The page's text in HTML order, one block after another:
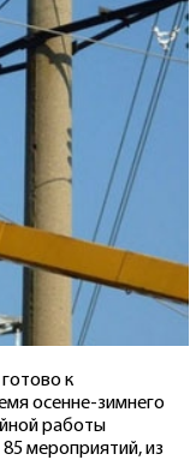
к
осенне-зимнего
работы
мероприятий, из